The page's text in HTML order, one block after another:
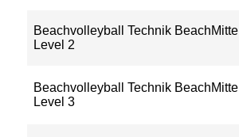
Beachvolleyball Technik BeachMitte
Level 2
Beachvolleyball Technik BeachMitte
Level 3